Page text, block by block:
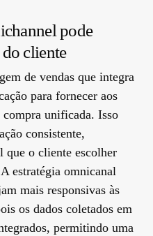
pode
do cliente
de vendas que integra
para fornecer aos
unificada. Isso
consistente,
que o cliente escolher
estratégia omnicanal
mais responsivas às
os dados coletados em
permitindo uma